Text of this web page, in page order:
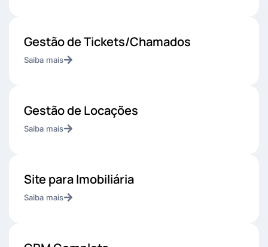
Gestão de Tickets/Chamados
Saiba mais
Gestão de Locações
Saiba mais
Site para Imobiliária
Saiba mais